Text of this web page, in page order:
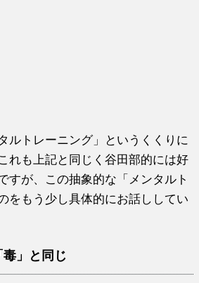
ルトレーニング」というくくりに
れも上記と同じく谷田部的には好
すが、この抽象的な「メンタルト
をもう少し具体的にお話ししてい
」と同じ